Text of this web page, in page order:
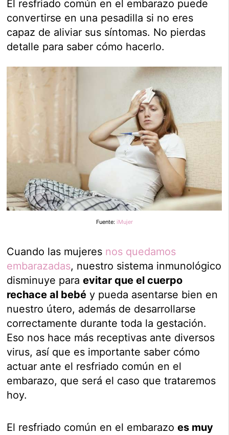
El resfriado común en el embarazo puede
convertirse en una pesadilla si no eres
capaz de aliviar sus síntomas. No pierdas
detalle para saber cómo hacerlo.
Fuente: iMujer
Cuando las mujeres nos quedamos
embarazadas, nuestro sistema inmunológico
disminuye paraevitar que el cuerpo
rechace al bebé y pueda asentarse bien en
nuestro útero, además de desarrollarse
correctamente durante toda la gestación.
Eso nos hace más receptivas ante diversos
virus, así que es importante saber cómo
actuar ante el resfriado común en el
embarazo, que será el caso que trataremos
hoy.
El resfriado común en el embarazoes muy